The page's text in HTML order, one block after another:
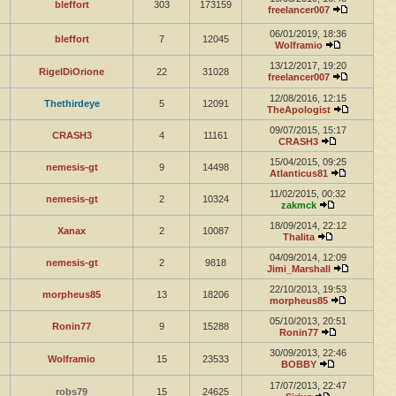
bleffort 303 173159
freelancer007
bleffort 7 12045
06/01/2019, 18:36
Wolframio
RigelDiOrione 22 31028
13/12/2017, 19:20
freelancer007
Thethirdeye 5 12091
12/08/2016, 12:15
TheApologist
CRASH3 4 11161
09/07/2015, 15:17
CRASH3
nemesis-gt 9 14498
15/04/2015, 09:25
Atlanticus81
nemesis-gt 2 10324
11/02/2015, 00:32
zakmck
Xanax 2 10087
18/09/2014, 22:12
Thalita
nemesis-gt 2 9818
04/09/2014, 12:09
Jimi_Marshall
morpheus85 13 18206
22/10/2013, 19:53
morpheus85
Ronin77 9 15288
05/10/2013, 20:51
Ronin77
Wolframio 15 23533
30/09/2013, 22:46
BOBBY
robs79 15 24625
17/07/2013, 22:47